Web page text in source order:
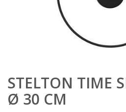
STELTON TIME
Ø 30 CM